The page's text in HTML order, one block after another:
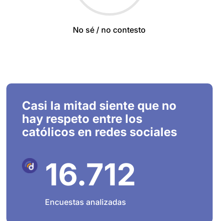
No sé / no contesto
Casi la mitad siente que no
hay respeto entre los
católicos en redes sociales
16.712
Encuestas analizadas